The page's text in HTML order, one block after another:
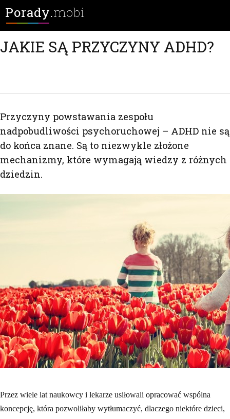
Porady.mobi
JAKIE SĄ PRZYCZYNY ADHD?
Przyczyny powstawania zespołu
nadpobudliwości psychoruchowej – ADHD nie są
do końca znane. Są to niezwykle złożone
mechanizmy, które wymagają wiedzy z różnych
dziedzin.
Przez wiele lat naukowcy i lekarze usiłowali opracować wspólna
koncepcję, która pozwoliłaby wytłumaczyć, dlaczego niektóre dzieci,